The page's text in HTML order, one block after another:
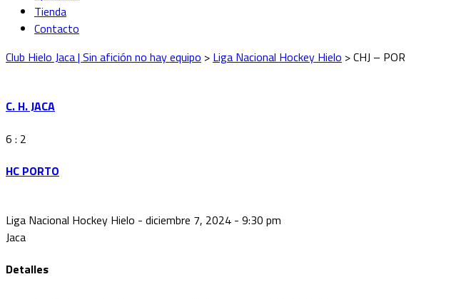
Tienda
Contacto
Club Hielo Jaca | Sin afición no hay equipo > Liga Nacional Hockey Hielo >CHJ – POR
C. H. JACA
6 : 2
HC PORTO
Liga Nacional Hockey Hielo - diciembre 7, 2024 - 9:30 pm
Jaca
Detalles